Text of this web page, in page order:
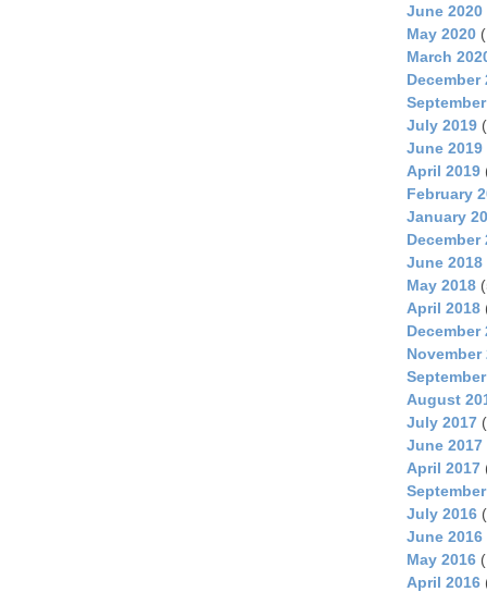
June 2020
May 2020
March
December
July 2019
June 2019
April 2019
February
January
December
June 2018
May 2018
April 2018
December
November
August
July 2017
June 2017
April 2017
July 2016
June 2016
May 2016
April 2016